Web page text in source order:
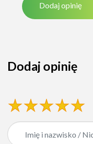
Dodaj opinię
Dodaj opinię